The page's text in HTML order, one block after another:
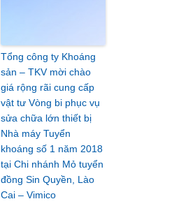
Tổng công ty Khoáng
sản – TKV mời chào
giá rộng rãi cung cấp
vật tư Vòng bi phục vụ
sửa chữa lớn thiết bị
Nhà máy Tuyển
khoáng số 1 năm 2018
tại Chi nhánh Mỏ tuyển
đồng Sin Quyền, Lào
Cai – Vimico